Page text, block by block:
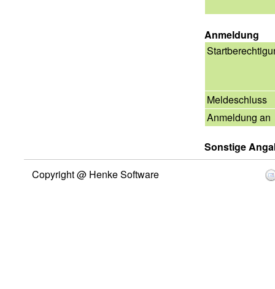
Anmeldung
Meldeschluss
Anmeldung an
Sonstige
Copyright @ Henke Software